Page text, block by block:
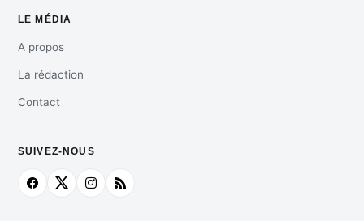
LE MÉDIA
A propos
La rédaction
Contact
SUIVEZ-NOUS